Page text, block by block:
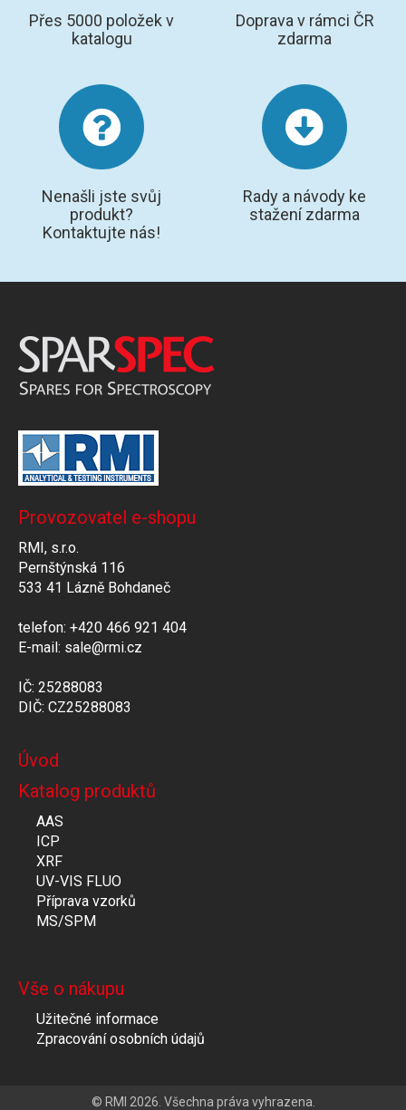
Přes 5000 položek v
katalogu
Doprava v rámci ČR
zdarma
Nenašli jste svůj
produkt?
Kontaktujte nás!
Rady a návody ke
stažení zdarma
Provozovatel e-shopu
RMI, s.r.o.
Pernštýnská 116
533 41 Lázně Bohdaneč
telefon: +420 466 921 404
E-mail: sale@rmi.cz
IČ: 25288083
DIČ: CZ25288083
Úvod
Katalog produktů
AAS
ICP
XRF
UV-VIS FLUO
Příprava vzorků
MS/SPM
Vše o nákupu
Užitečné informace
Zpracování osobních údajů
© RMI 2026. Všechna práva vyhrazena.